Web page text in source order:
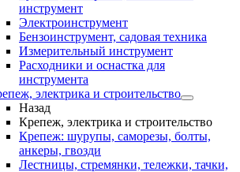
инструмент
Электроинструмент
Бензоинструмент, садовая техника
Измерительный инструмент
Расходники и оснастка для
инструмента
электрика и строительство
Назад
Крепеж, электрика и строительство
Крепеж: шурупы, саморезы, болты,
анкеры, гвозди
Лестницы, стремянки, тележки, тачки,